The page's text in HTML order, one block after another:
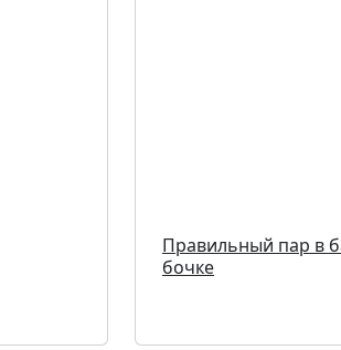
Правильный пар в
бочке